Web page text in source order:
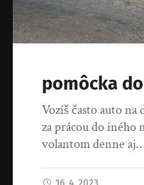
pomôcka
Vozíš často auto na
za prácou do iného
volantom denne